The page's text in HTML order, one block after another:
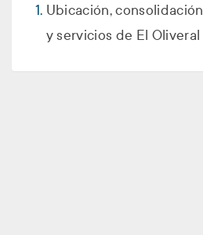
Ubicación, consolidación
y servicios de El Oliveral